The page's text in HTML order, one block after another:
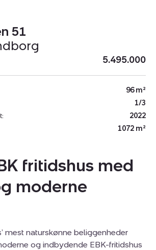
51
5.495.000
96 m²
1/3
2022
1072 m²
fritidshus med
moderne
mest naturskønne beliggenheder
og indbydende EBK-fritidshus